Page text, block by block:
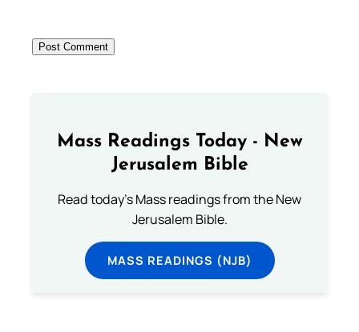
Mass Readings Today - New
Jerusalem Bible
Read today's Mass readings from the New
Jerusalem Bible.
MASS READINGS (NJB)